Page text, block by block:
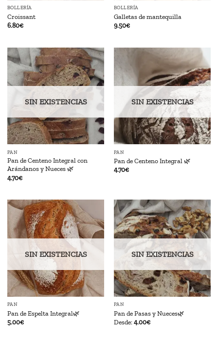
BOLLERÍA
Croissant
6.80€
BOLLERÍA
Galletas de mantequilla
9.50€
SIN EXISTENCIAS
PAN
Pan de Centeno Integral con
Arándanos y Nueces 🌿
4.70€
SIN EXISTENCIAS
PAN
Pan de Centeno Integral 🌿
4.70€
SIN EXISTENCIAS
PAN
Pan de Espelta Integral🌿
5.00€
SIN EXISTENCIAS
PAN
Pan de Pasas y Nueces🌿
Desde:4.00€